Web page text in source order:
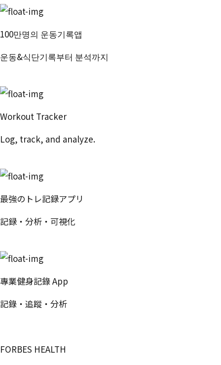
100만명의 운동기록앱
운동&식단기록부터 분석까지
Workout Tracker
Log, track, and analyze.
最強のトレ記録アプリ
記録・分析・可視化
專業健身記錄 App
記錄・追蹤・分析
FORBES HEALTH